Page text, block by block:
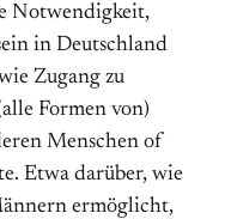
Notwendigkeit,
in Deutschland
Zugang zu
Formen von)
Menschen of
Etwa darüber, wie
ermöglicht,